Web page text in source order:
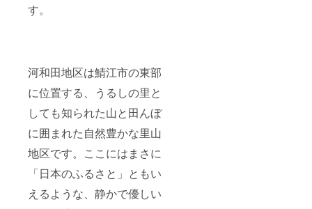
す。
河和田地区は鯖江市の東部
に位置する、うるしの里と
しても知られた山と田んぼ
に囲まれた自然豊かな里山
地区です。ここにはまさに
「日本のふるさと」ともい
えるような、静かで優しい